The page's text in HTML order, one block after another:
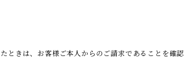
ときは、お客様ご本人からのご請求であることを確認